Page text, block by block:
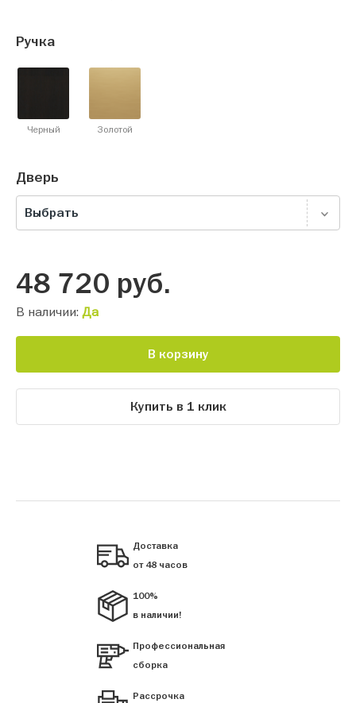
Ручка
Черный Золотой
Дверь
Выбрать
48 720 руб.
В наличии: Да
В корзину
Купить в 1 клик
Доставка
от 48 часов
100%
в наличии!
Профессиональная
сборка
Рассрочка